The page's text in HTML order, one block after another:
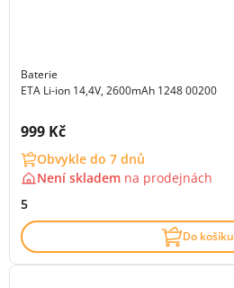
Baterie
ETA Li-ion 14,4V, 2600mAh 1248 00200
Cena s DPH:
999 Kč
Obvykle do 7 dnů
Není skladem na prodejnách
5
Do košíku